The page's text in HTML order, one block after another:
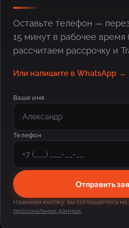
Оставьте телефон —
15 минут в рабочее время
рассчитаем рассрочку и
Или напишите в WhatsApp →
Ваше имя
Телефон
Отправить
Нажимая кнопку, вы соглашаетесь на
персональных данных